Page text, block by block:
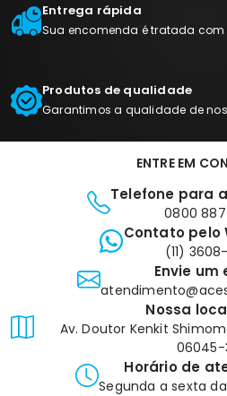
Entrega rápida
Sua encomenda é tratada com
Produtos de qualidade
Garantimos a qualidade de
ENTRE EM
Telefone para
0800
Contato pelo
(11)
Envie um
Nossa
Av. Doutor Kenkit
06045-
Horário de
Segunda a sexta